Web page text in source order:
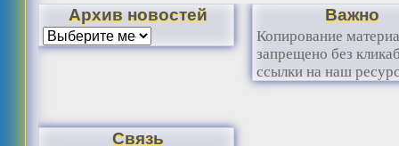
Архив новостей Важно
Копирование
запрещено без
ссылки на наш
Связь